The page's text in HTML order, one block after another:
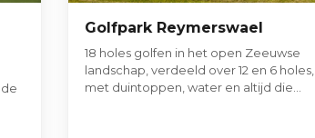
Golfpark Reymerswael
18 holes golfen in het open Zeeuwse
landschap, verdeeld over 12 en 6 holes,
met duintoppen, water en altijd die